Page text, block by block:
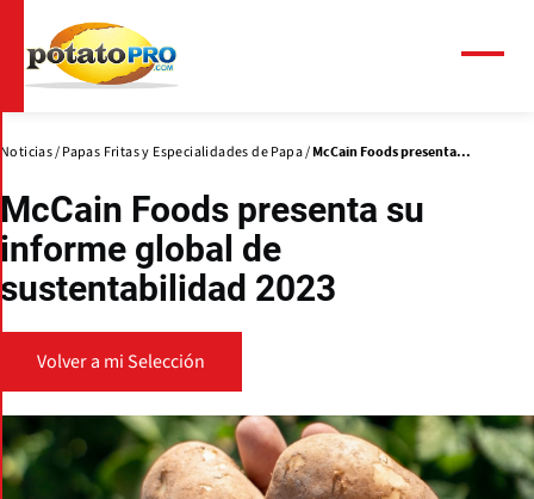
contenido
principal
Noticias Papas Fritas y Especialidades de Papa McCain Foods presenta...
McCain Foods presenta su
informe global de
sustentabilidad 2023
Volver a mi Selección